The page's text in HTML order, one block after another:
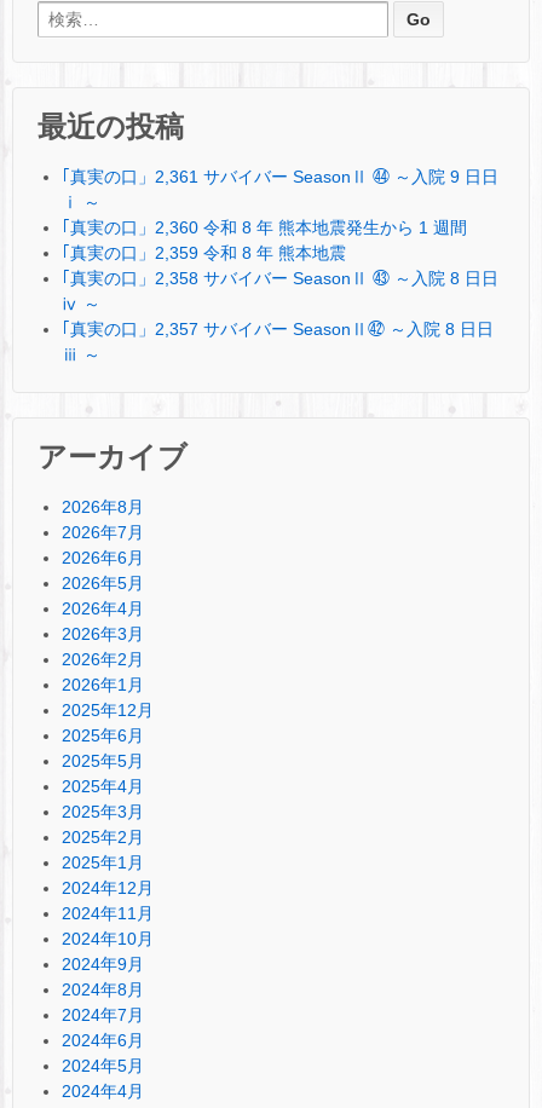
検索:
最近の投稿
｢真実の口」2,361 サバイバー SeasonⅡ ㊹ ～入院 9 日日
ⅰ ～
｢真実の口」2,360 令和 8 年 熊本地震発生から 1 週間
｢真実の口」2,359 令和 8 年 熊本地震
｢真実の口」2,358 サバイバー SeasonⅡ ㊸ ～入院 8 日日
ⅳ ～
｢真実の口」2,357 サバイバー SeasonⅡ㊷ ～入院 8 日日
ⅲ ～
アーカイブ
2026年8月
2026年7月
2026年6月
2026年5月
2026年4月
2026年3月
2026年2月
2026年1月
2025年12月
2025年6月
2025年5月
2025年4月
2025年3月
2025年2月
2025年1月
2024年12月
2024年11月
2024年10月
2024年9月
2024年8月
2024年7月
2024年6月
2024年5月
2024年4月